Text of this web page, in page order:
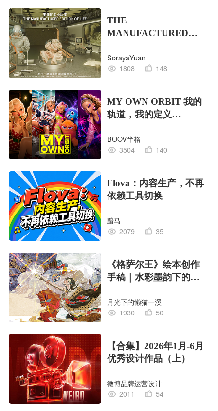
THE
MANUFACTURED
的工业版本
SorayaYuan
1808
148
MY OWN ORBIT 我的
轨道，我的定义
对
BOOV半格
3504
140
Flova：内容生产，不再
依赖工具切换
黯马
2079
35
《格萨尔王》绘本创作
手稿｜水彩墨韵下的史
月光下的懒猫一溪
1930
50
【合集】2026年1月-6月
优秀设计作品（上）
微博品牌运营设计
2011
54